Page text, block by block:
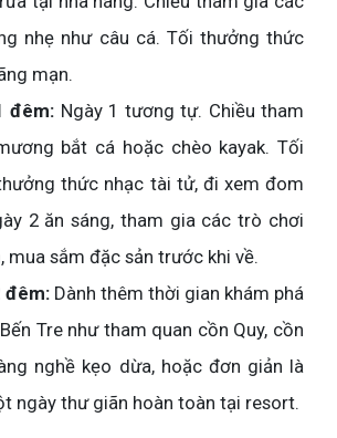
nhẹ như câu cá. Tối thưởng thức
mạn.
đêm: Ngày 1 tương tự. Chiều tham
bắt cá hoặc chèo kayak. Tối
thức nhạc tài tử, đi xem đom
2 ăn sáng, tham gia các trò chơi
mua sắm đặc sản trước khi về.
đêm: Dành thêm thời gian khám phá
Tre như tham quan cồn Quy, cồn
nghề kẹo dừa, hoặc đơn giản là
ngày thư giãn hoàn toàn tại resort.